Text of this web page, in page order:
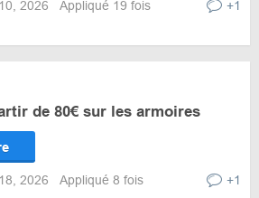
2026 Appliqué 19 fois +1
de 80€ sur les armoires
2026 Appliqué 8 fois +1